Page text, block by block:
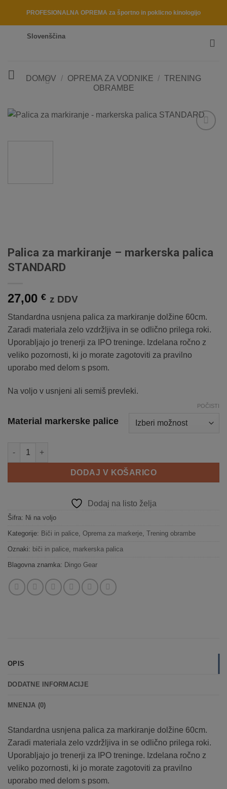
PROFESIONALNA OPREMA za športno in poklicno kinologijo
Slovenščina
DOMOV / OPREMA ZA VODNIKE / TRENING
OBRAMBE
Palica za markiranje – markerska palica
STANDARD
27,00 € z DDV
Standardna usnjena palica za markiranje dolžine 60cm.
Zaradi materiala zelo vzdržljiva in se odlično prilega roki.
Uporabljajo jo trenerji za IPO treninge. Izdelana ročno z
veliko pozornosti, ki jo morate zagotoviti za pravilno
uporabo med delom s psom.
Na voljo v usnjeni ali semiš prevleki.
Material markerske palice
POČISTI
Palica za markiranje - markerska palica STANDARD količina
DODAJ V KOŠARICO
Dodaj na listo želja
Šifra: Ni na voljo
Kategorije: Biči in palice Oprema za markerje Trening obrambe
Oznaki: biči in palice markerska palica
Blagovna znamka: Dingo Gear
OPIS
DODATNE INFORMACIJE
MNENJA (0)
Standardna usnjena palica za markiranje dolžine 60cm.
Zaradi materiala zelo vzdržljiva in se odlično prilega roki.
Uporabljajo jo trenerji za IPO treninge. Izdelana ročno z
veliko pozornosti, ki jo morate zagotoviti za pravilno
uporabo med delom s psom.